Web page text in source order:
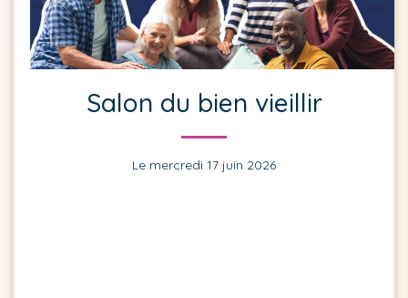
Salon du bien vieillir
Le mercredi 17 juin 2026